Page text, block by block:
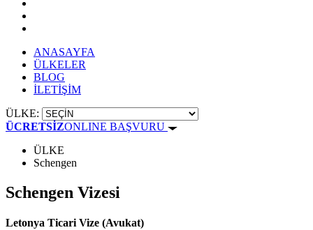
ANASAYFA
ÜLKELER
BLOG
İLETİŞİM
ÜLKE:
ÜCRETSİZONLINE BAŞVURU
ÜLKE
Schengen
Schengen Vizesi
Letonya Ticari Vize (Avukat)